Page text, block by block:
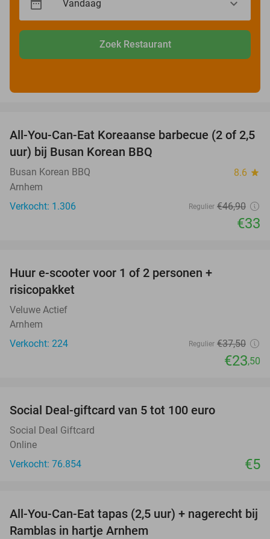
Zoek Restaurant
30%
All-You-Can-Eat Koreaanse barbecue (2 of 2,5
uur) bij Busan Korean BBQ
Busan Korean BBQ 8.6 star
Arnhem
Verkocht: 1.306
Regulier €46,90
€33
Huur e-scooter voor 1 of 2 personen +
risicopakket
Veluwe Actief
Arnhem
Verkocht: 224
Regulier €37,50
€23,50
Social Deal-giftcard van 5 tot 100 euro
Social Deal Giftcard
Online
Verkocht: 76.854
€5
34%
All-You-Can-Eat tapas (2,5 uur) + nagerecht bij
Ramblas in hartje Arnhem